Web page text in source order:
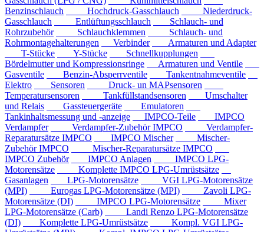
Benzinschlauch
Hochdruck-Gasschlauch
Niederdruck-
Gasschlauch
Entlüftungsschlauch
Schlauch- und
Rohrzubehör
Schlauchklemmen
Schlauch- und
Rohrmontagehalterungen
Verbinder
Armaturen und Adapter
T-Stücke
Y-Stücke
Schnellkupplungen
Bördelmutter und Kompressionsringe
Armaturen und Ventile
Gasventile
Benzin-Absperrventile
Tankentnahmeventile
Elektro
Sensoren
Druck- un MAPsensoren
Temperatursensoren
Tankfüllstandsensoren
Umschalter
und Relais
Gassteuergeräte
Emulatoren
Tankinhaltsmessung und -anzeige
IMPCO-Teile
IMPCO
Verdampfer
Verdampfer-Zubehör IMPCO
Verdampfer-
Reparatursätze IMPCO
IMPCO Mischer
Mischer-
Zubehör IMPCO
Mischer-Reparatursätze IMPCO
IMPCO Zubehör
IMPCO Anlagen
IMPCO LPG-
Motorensätze
Komplette IMPCO LPG-Umrüstsätze
Gasanlagen
LPG-Motorensätze
VGI LPG-Motorensätze
(MPI)
Eurogas LPG-Motorensätze (MPI)
Zavoli LPG-
Motorensätze (DI)
IMPCO LPG-Motorensätze
Mixer
LPG-Motorensätze (Carb)
Landi Renzo LPG-Motorensätze
(DI)
Komplette LPG-Umrüstsätze
Kompl. VGI LPG-